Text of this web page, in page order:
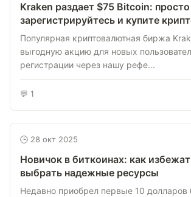
Kraken раздает $75 Bitcoin: просто
зарегистрируйтесь и купите
Популярная криптовалютная биржа
выгодную акцию для новых
регистрации через нашу рефе...
💬 1
🕒 28 окт 2025
Новичок в биткоинах: как
выбрать надежные ресурсы
Недавно приобрел первые 10 долларов